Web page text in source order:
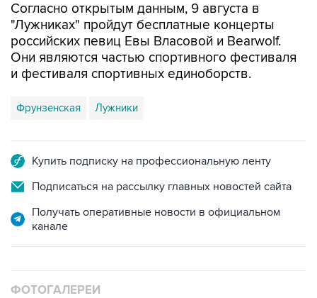
Согласно открытым данным, 9 августа в
"Лужниках" пройдут бесплатные концерты
российских певиц Евы Власовой и Bearwolf.
Они являются частью спортивного фестиваля
и фестиваля спортивных единоборств.
Фрунзенская Лужники
Купить подписку на профессиональную ленту
Подписаться на рассылку главных новостей сайта
Получать оперативные новости в официальном
канале
ФОТОГАЛЕРЕИ